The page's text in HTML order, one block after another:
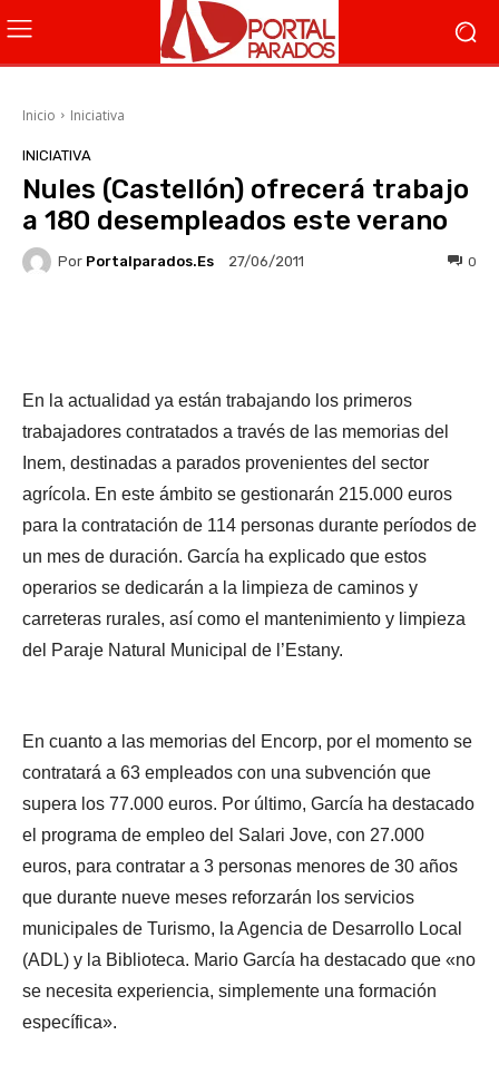
Inicio Iniciativa
INICIATIVA
Nules (Castellón) ofrecerá trabajo
a 180 desempleados este verano
Por Portalparados.es 27/06/2011 0
En la actualidad ya están trabajando los primeros
trabajadores contratados a través de las memorias del
Inem, destinadas a parados provenientes del sector
agrícola. En este ámbito se gestionarán 215.000 euros
para la contratación de 114 personas durante períodos de
un mes de duración. García ha explicado que estos
operarios se dedicarán a la limpieza de caminos y
carreteras rurales, así como el mantenimiento y limpieza
del Paraje Natural Municipal de l’Estany.
En cuanto a las memorias del Encorp, por el momento se
contratará a 63 empleados con una subvención que
supera los 77.000 euros. Por último, García ha destacado
el programa de empleo del Salari Jove, con 27.000
euros, para contratar a 3 personas menores de 30 años
que durante nueve meses reforzarán los servicios
municipales de Turismo, la Agencia de Desarrollo Local
(ADL) y la Biblioteca. Mario García ha destacado que «no
se necesita experiencia, simplemente una formación
específica».